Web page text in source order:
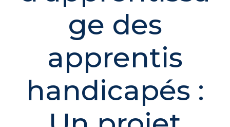
ge des
apprentis
handicapés :